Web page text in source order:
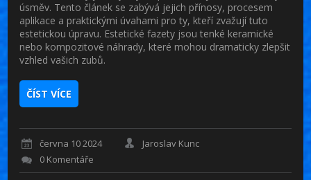
úsměv. Tento článek se zabývá jejich přínosy, procesem
aplikace a praktickými úvahami pro ty, kteří zvažují tuto
estetickou úpravu. Estetické fazety jsou tenké keramické
nebo kompozitové náhrady, které mohou dramaticky zlepšit
vzhled vašich zubů.
ČÍST VÍCE
června 10 2024
Jaroslav Kunc
0 Komentáře